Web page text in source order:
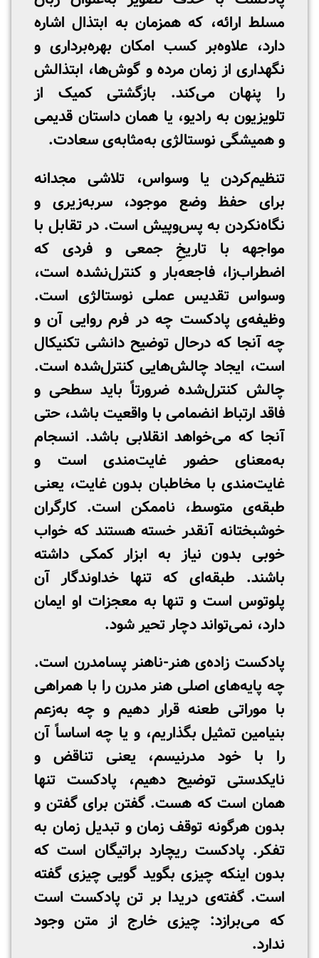
مسلط ارائه، که همزمان به ابتذال اشاره
دارد، علاوه‌بر کسب امکان بهره‌برداری و
نگهداری از زمان مرده و گوش‌ها، ابتذالش
را پنهان می‌کند. بازگشتی کمیک از
تلویزیون به رادیو، یا همان داستان قدیمی
و همیشگی نوستالژی به‌مثابه‌ی سعادت.
تنظیم‌کردن یا وسواس، تلاشی مجدانه
برای حفظ وضع موجود، سربه‌زیری و
نگاه‌نکردن به پس‌و‌پیش است. در تقابل با
مواجهه با تاریخِ جمعی و فردی که
اضطراب‌زا، فاجعه‌بار و کنترل‌نشده است،
وسواس تقدیس عملی نوستالژی است.
وظیفه‌ی پادکست چه در فرم روایی آن و
چه آنجا که درحال توضیح دانشی تکنیکال
است، ایجاد چالش‌هایی کنترل‌شده است.
چالش کنترل‌شده ضرورتاً باید سطحی و
فاقد ارتباط انضمامی با واقعیت باشد، حتی
آنجا که می‌خواهد انقلابی باشد. انسجام
به‌معنای حضور غایت‌مندی است و
غایت‌مندی با مخاطبان بدون غایت، یعنی
طبقه‌ی متوسط، ناممکن است. کارگران
خوشبختانه آنقدر خسته هستند که خواب
خوبی بدون نیاز به ابزار کمکی داشته
باشند. طبقه‌ای که تنها خداوندگار آن
پلوتوس است و تنها به معجزات او ایمان
دارد، نمی‌تواند دچار تحیر شود.
پادکست زاده‌ی هنر-ناهنر پسامدرن است.
چه پایه‌های اصلی هنر مدرن را با همراهی
با موراتی طعنه قرار دهیم و چه به‌زعم
بنیامین تمثیل بگذاریم، و یا چه اساساً آن
را با خود مدرنیسم، یعنی تناقض و
نایکدستی توضیح دهیم، پادکست تنها
همان است که هست. گفتن برای گفتن و
بدون هرگونه توقف زمان و تبدیل زمان به
تفکر. پادکست ریچارد براتیگان است که
بدون اینکه چیزی بگوید گویی چیزی گفته
است. گفته‌ی دریدا بر تن پادکست است
که می‌برازد: چیزی خارج از متن وجود
ندارد.